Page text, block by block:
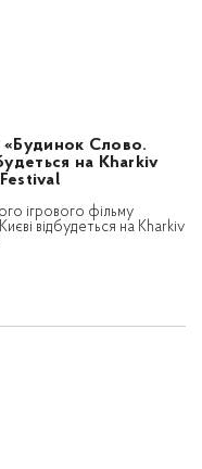
«Будинок Слово.
на Kharkiv
ігрового фільму
відбудеться на Kharkiv